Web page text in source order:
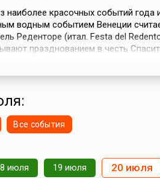
наиболее красочных событий года
водным событием Венеции
Реденторе (итал. Festa del
празднованием в честь
связана со ст...
Все события
июля 19 июля 20 июля